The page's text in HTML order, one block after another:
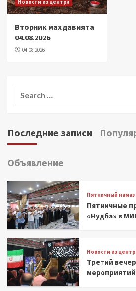
Новости из центра
Вторник махдавията
04.08.2026
04.08.2026
Последние записи
Объявление
Пятничный намаз
Пятничные
«Нудба» в
Новости из
Третий